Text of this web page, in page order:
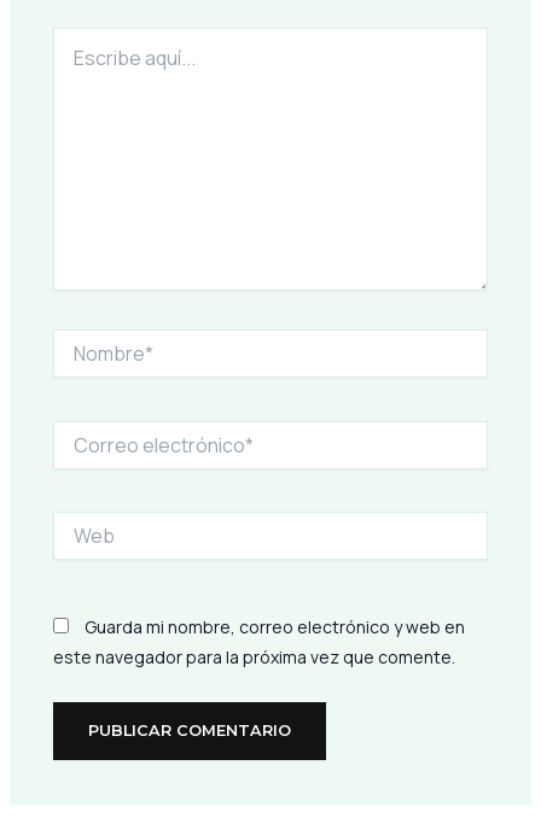
aquí...
electrónico*
Guarda mi nombre, correo electrónico y web en
este navegador para la próxima vez que comente.